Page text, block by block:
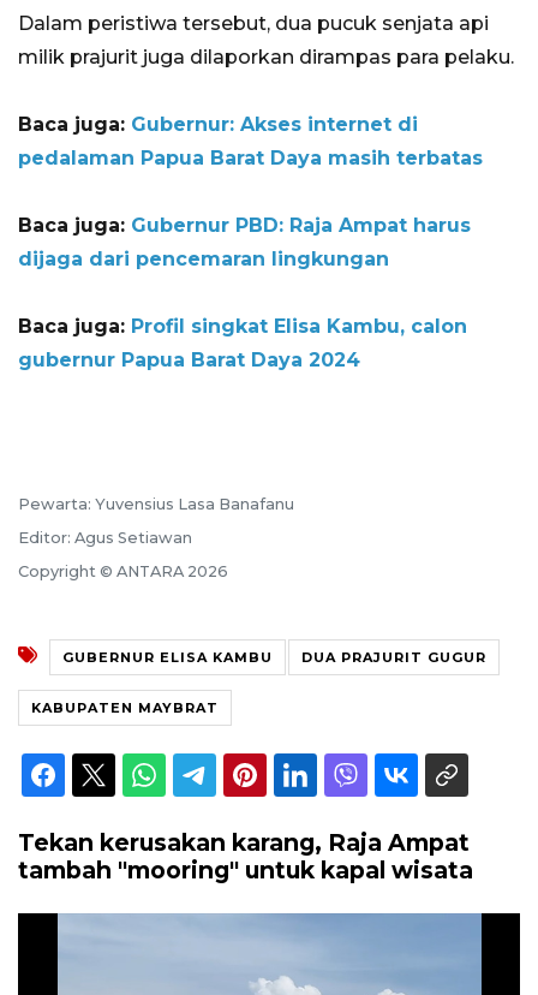
Dalam peristiwa tersebut, dua pucuk senjata api
milik prajurit juga dilaporkan dirampas para pelaku.
Baca juga: Gubernur: Akses internet di
pedalaman Papua Barat Daya masih terbatas
Baca juga: Gubernur PBD: Raja Ampat harus
dijaga dari pencemaran lingkungan
Baca juga: Profil singkat Elisa Kambu, calon
gubernur Papua Barat Daya 2024
Pewarta: Yuvensius Lasa Banafanu
Editor: Agus Setiawan
Copyright © ANTARA 2026
GUBERNUR ELISA KAMBU DUA PRAJURIT GUGUR
KABUPATEN MAYBRAT
Tekan kerusakan karang, Raja Ampat
tambah "mooring" untuk kapal wisata